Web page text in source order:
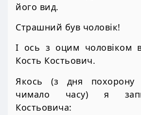
його вид.
Страшний був чоловік!
І ось з оцим чоловіком
Кость Костьович.
Якось (з дня
чимало часу) я
Костьовича: